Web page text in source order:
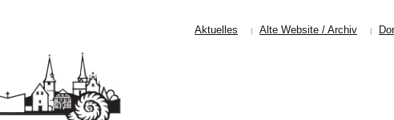
Aktuelles Alte Website / Archiv